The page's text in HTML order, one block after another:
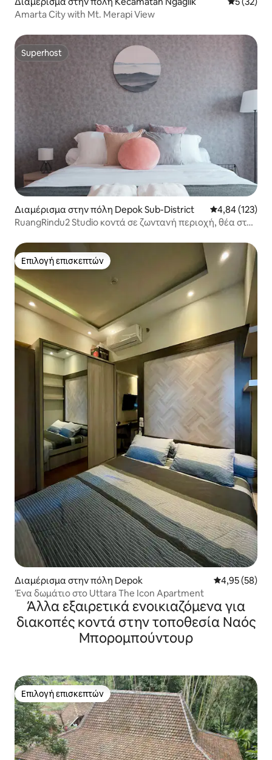
Amarta City with Mt. Merapi View
Superhost
Superhost
Διαμέρισμα στην πόλη Depok Sub-District Μέση
4,84 (123)
RuangRindu2 Studio κοντά σε ζωντανή περιοχή, θέα στο
Επιλογή επισκεπτών
Επιλογή επισκεπτών
Διαμέρισμα στην πόλη Depok Μέση
4,95 (58)
Ένα δωμάτιο στο Uttara The Icon Apartment
Άλλα εξαιρετικά ενοικιαζόμενα για
διακοπές κοντά στην τοποθεσία Ναός
Μπορομπούντουρ
Επιλογή επισκεπτών
Επιλογή επισκεπτών